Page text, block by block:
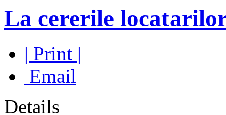
La cererile
| Print |
Email
Details